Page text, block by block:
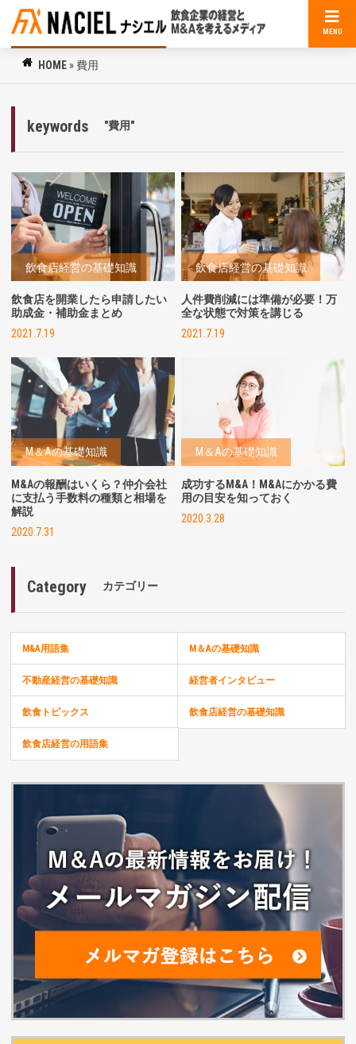
MENU
HOME » 費用
keywords "費用"
飲食店経営の基礎知識
飲食店を開業したら申請したい
助成金・補助金まとめ
2021.7.19
飲食店経営の基礎知識
人件費削減には準備が必要！万
全な状態で対策を講じる
2021.7.19
M＆Aの基礎知識
M&Aの報酬はいくら？仲介会社
に支払う手数料の種類と相場を
解説
2020.7.31
M＆Aの基礎知識
成功するM&A！M&Aにかかる費
用の目安を知っておく
2020.3.28
Category カテゴリー
M&A用語集 M＆Aの基礎知識
不動産経営の基礎知識 経営者インタビュー
飲食トピックス 飲食店経営の基礎知識
飲食店経営の用語集